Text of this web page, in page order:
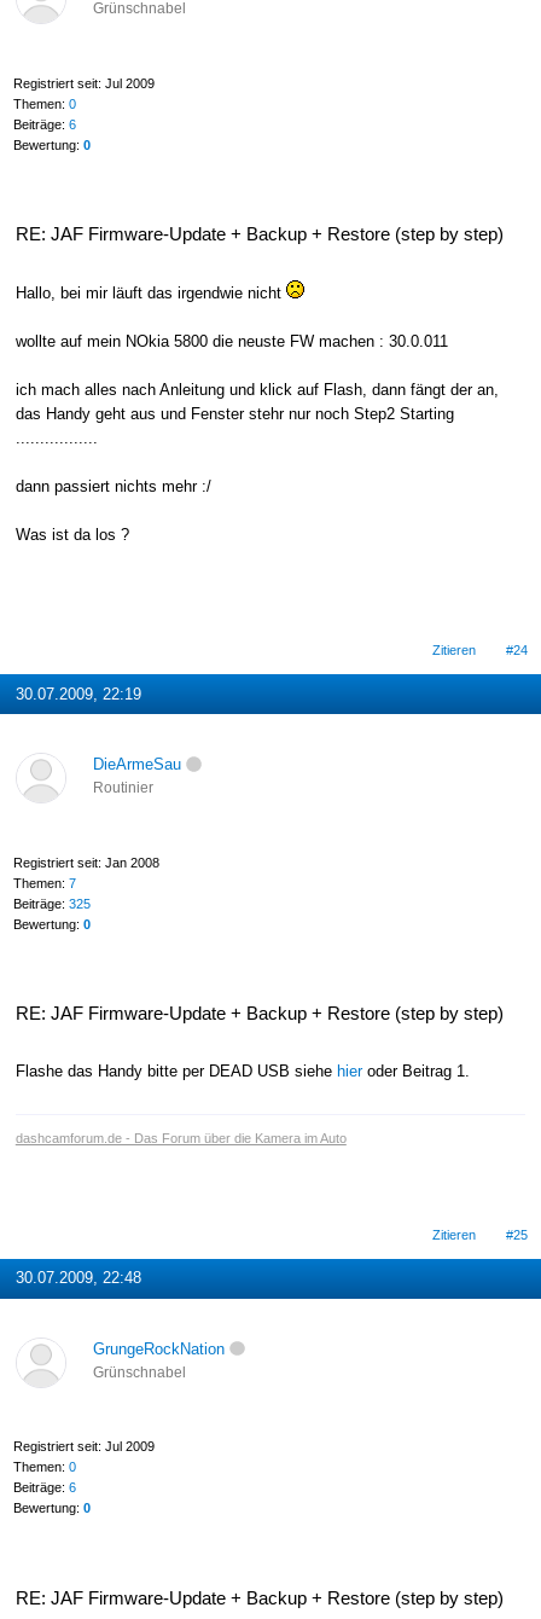
Grünschnabel
Registriert seit: Jul 2009
Themen: 0
Beiträge: 6
Bewertung: 0
RE: JAF Firmware-Update + Backup + Restore (step by step)
Hallo, bei mir läuft das irgendwie nicht
wollte auf mein NOkia 5800 die neuste FW machen : 30.0.011
ich mach alles nach Anleitung und klick auf Flash, dann fängt der an,
das Handy geht aus und Fenster stehr nur noch Step2 Starting
dann passiert nichts mehr :/
Was ist da los ?
Zitieren #24
30.07.2009, 22:19
DieArmeSau
Routinier
Registriert seit: Jan 2008
Themen: 7
Beiträge: 325
Bewertung: 0
RE: JAF Firmware-Update + Backup + Restore (step by step)
Flashe das Handy bitte per DEAD USB siehe hieroder Beitrag 1.
dashcamforum.de - Das Forum über die Kamera im Auto
Zitieren #25
30.07.2009, 22:48
GrungeRockNation
Grünschnabel
Registriert seit: Jul 2009
Themen: 0
Beiträge: 6
Bewertung: 0
RE: JAF Firmware-Update + Backup + Restore (step by step)